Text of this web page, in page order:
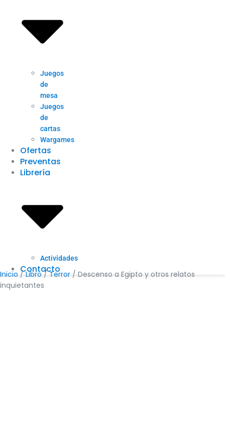
Juegos
de
mesa
Juegos
de
cartas
Wargames
Ofertas
Preventas
Librería
Actividades
Contacto
Inicio /Libro/Terror / Descenso a Egipto y otros relatos
inquietantes